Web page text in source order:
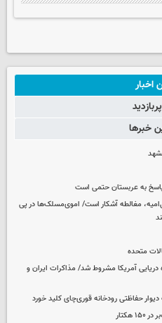
اخبار
خبرها
به عربستان حتمی است
مغالطه آشکار است/ اموی‌مسلک‌ها در پی
متحده
دریایی آمریکا مشروط شد/ مذاکرات ایران و
حفاظتی رودخانه قوری‌چای کلید خورد